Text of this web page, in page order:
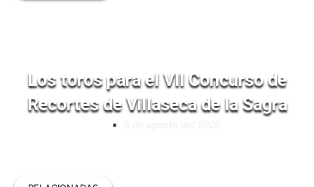
Los toros para el VII Concurso de
Recortes de Villaseca de la Sagra